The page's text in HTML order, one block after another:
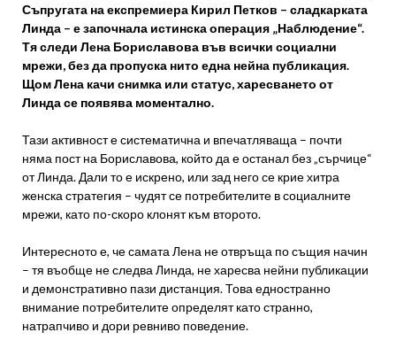
Съпругата на експремиера Кирил Петков – сладкарката
Линда – е започнала истинска операция „Наблюдение“.
Тя следи Лена Бориславова във всички социални
мрежи, без да пропуска нито една нейна публикация.
Щом Лена качи снимка или статус, харесването от
Линда се появява моментално.
Тази активност е систематична и впечатляваща – почти
няма пост на Бориславова, който да е останал без „сърчице“
от Линда. Дали то е искрено, или зад него се крие хитра
женска стратегия – чудят се потребителите в социалните
мрежи, като по-скоро клонят към второто.
Интересното е, че самата Лена не отвръща по същия начин
– тя въобще не следва Линда, не харесва нейни публикации
и демонстративно пази дистанция. Това едностранно
внимание потребителите определят като странно,
натрапчиво и дори ревниво поведение.